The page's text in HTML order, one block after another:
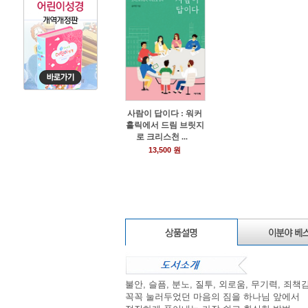
사람이 답이다 : 워커
홀릭에서 드림 브릿지
로 크리스천 ...
13,500 원